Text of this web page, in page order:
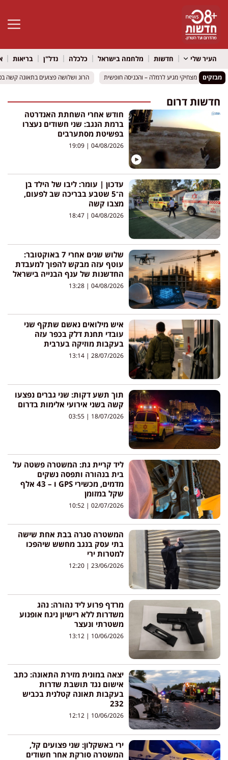
פתח
העיר שלי חדשות מלחמה בישראל כלכלה נדל"ן בריאות
מבזקים
רועיקי מצחיקי מגיע לרמלה – והכניסה חופשית
רועיקי מצחיקי מגיע לרמלה – והכניסה חופשית הרוג ושלושה פצועים בתאונה קשה בכביש 316 סמוך למיתר: שני כלי רכב
הרוג ושלושה פצועים בתאונה קשה בכביש 316 סמוך למיתר: שני כלי רכב
חדשות דרום
חודש אחרי השחתת האנדרטה
ברמת הנגב: שני חשודים נעצרו
בפשיטת מסתערבים
04/08/2026
עדכון | עומר: ליבו של הילד בן
ה־5 שטבע בבריכה שב לפעום,
מצבו קשה
04/08/2026
שלוש שנים אחרי 7 באוקטובר:
עוטף עזה מבקש להפוך למעבדת
החדשנות של ענף הבנייה בישראל
04/08/2026
איש מילואים נאשם שתקף שני
עובדי תחנת דלק בכפר עזה
בעקבות מוזיקה בערבית
28/07/2026
תוך תשע דקות: שני גברים נפצעו
קשה בשני אירועי אלימות בדרום
18/07/2026
ליד קריית גת: המשטרה פשטה על
בית בנהורה ותפסה נשקים
מדמים, מכשירי GPS ו – 43 אלף
שקל במזומן
02/07/2026
המשטרה סגרה בבת אחת שישה
בתי עסק בנגב מחשש שיהפכו
למטרות ירי
23/06/2026
מרדף פרוע ליד נהורה: נהג
משדרות ללא רישיון ניגח אופנוע
משטרתי ונעצר
10/06/2026
יצאה במונית מזירת התאונה: כתב
אישום נגד תושבת שדרות
בעקבות תאונה קטלנית בכביש
232
10/06/2026
ירי באשקלון: שני פצועים קל,
המשטרה סורקת אחר חשודים